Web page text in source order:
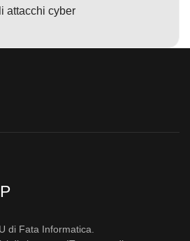
attacchi cyber
di Fata Informatica.